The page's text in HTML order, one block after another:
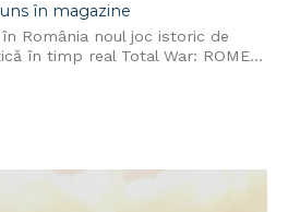
în magazine
România noul joc istoric de
în timp real Total War: ROME...